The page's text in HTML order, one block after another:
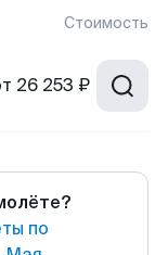
Стоимость
26 253 ₽
по